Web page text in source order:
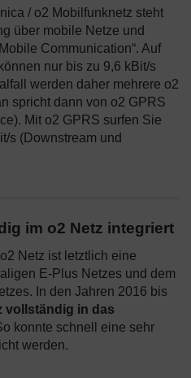
/ o2 Mobilfunknetz steht
über mobile Netze und
Communication“. Auf
nur bis zu 9,6 kBit/s
werden daher mehrere o2
spricht dann von o2 GPRS
Mit o2 GPRS surfen Sie
s (Downstream und
im o2 Netz integriert
Netz ist letztlich eine
E-Plus Netzes und dem
In den Jahren 2016 bis
vollständig in das
konnte schnell eine sehr
werden.